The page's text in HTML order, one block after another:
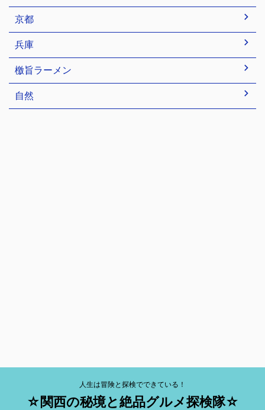
京都
兵庫
檄旨ラーメン
自然
人生は冒険と探検でできている！
☆関西の秘境と絶品グルメ探検隊☆